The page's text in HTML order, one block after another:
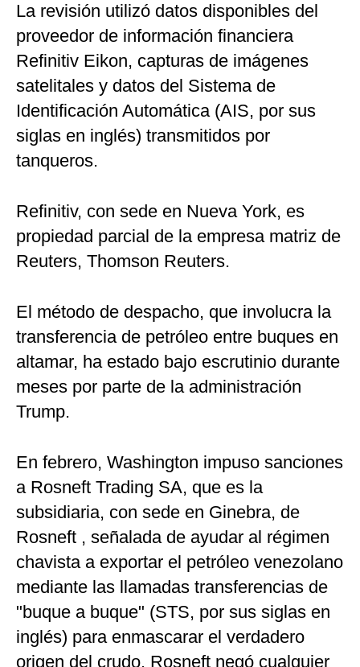
La revisión utilizó datos disponibles del
proveedor de información financiera
Refinitiv Eikon, capturas de imágenes
satelitales y datos del Sistema de
Identificación Automática (AIS, por sus
siglas en inglés) transmitidos por
tanqueros.
Refinitiv, con sede en Nueva York, es
propiedad parcial de la empresa matriz de
Reuters, Thomson Reuters.
El método de despacho, que involucra la
transferencia de petróleo entre buques en
altamar, ha estado bajo escrutinio durante
meses por parte de la administración
Trump.
En febrero, Washington impuso sanciones
a Rosneft Trading SA, que es la
subsidiaria, con sede en Ginebra, de
Rosneft , señalada de ayudar al régimen
chavista a exportar el petróleo venezolano
mediante las llamadas transferencias de
"buque a buque" (STS, por sus siglas en
inglés) para enmascarar el verdadero
origen del crudo. Rosneft negó cualquier